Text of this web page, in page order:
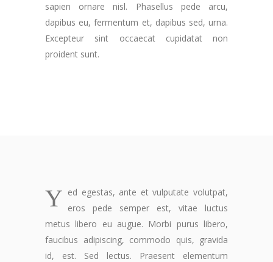
sapien ornare nisl. Phasellus pede arcu,
dapibus eu, fermentum et, dapibus sed, urna.
Excepteur sint occaecat cupidatat non
proident sunt.
Y ed egestas, ante et vulputate volutpat,
eros pede semper est, vitae luctus
metus libero eu augue. Morbi purus libero,
faucibus adipiscing, commodo quis, gravida
id, est. Sed lectus. Praesent elementum